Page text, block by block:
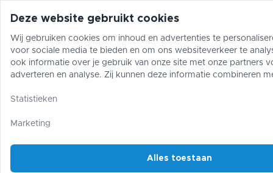
Pokémon One Piece Magic The
Pokémon
151 Mini Tin [Hitmonlee &
Kadabra]
Deze website gebruikt cookies
Wij gebruiken cookies om inhoud en advertenties te
voor sociale media te bieden en om ons websiteverkeer te
ook informatie over je gebruik van onze site met onze partners
adverteren en analyse. Zij kunnen deze informatie combineren
gebruik van hun diensten.
Statistieken
Marketing
Alles toestaan